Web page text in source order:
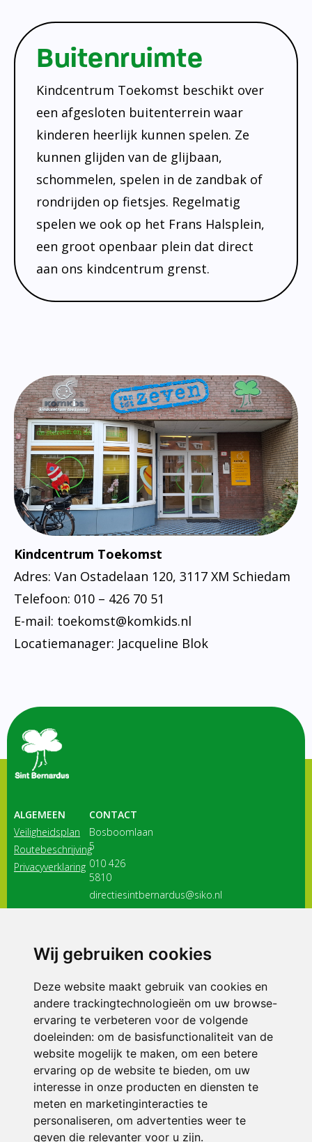
Wij gebruiken cookies
Deze website maakt gebruik van cookies en
andere trackingtechnologieën om uw browse-
ervaring te verbeteren voor de volgende
doeleinden: om de basisfunctionaliteit van de
website mogelijk te maken, om een betere
ervaring op de website te bieden, om uw
interesse in onze producten en diensten te
meten en marketinginteracties te
personaliseren, om advertenties weer te
geven die relevanter voor u zijn.
Buitenruimte
Kindcentrum Toekomst beschikt over
een afgesloten buitenterrein waar
kinderen heerlijk kunnen spelen. Ze
kunnen glijden van de glijbaan,
schommelen, spelen in de zandbak of
rondrijden op fietsjes. Regelmatig
spelen we ook op het Frans Halsplein,
een groot openbaar plein dat direct
aan ons kindcentrum grenst.
Kindcentrum Toekomst
Adres: Van Ostadelaan 120, 3117 XM Schiedam
Telefoon: 010 – 426 70 51
E-mail: toekomst@komkids.nl
Locatiemanager: Jacqueline Blok
ALGEMEEN
Veiligheidsplan
Routebeschrijving
Privacyverklaring
CONTACT
Bosboomlaan
5
010 426
5810
directiesintbernardus@siko.nl
3116 JB
ONDERDEEL VAN
© 2026 Sint Bernardus | Alle rechten voorbehouden
Privacy policy|Disclaimer| Klachtenregeling|RSIN en Anbi
voorkeuren